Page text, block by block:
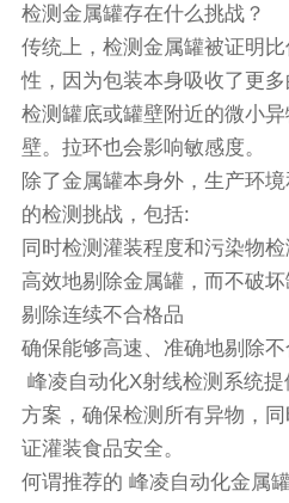
检测金属罐存在什么挑战？
传统上，检测金属罐被证明
性，因为包装本身吸收了更
检测罐底或罐壁附近的微小
壁。拉环也会影响敏感度。
除了金属罐本身外，生产环
的检测挑战，包括:
同时检测灌装程度和污染物检
高效地剔除金属罐，而不破坏
剔除连续不合格品
确保能够高速、准确地剔除
峰凌自动化X射线检测系统
方案，确保检测所有异物，
证灌装食品安全。
何谓推荐的 峰凌自动化金属